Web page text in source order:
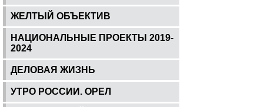
ЖЕЛТЫЙ ОБЪЕКТИВ
НАЦИОНАЛЬНЫЕ ПРОЕКТЫ 2019-
2024
ДЕЛОВАЯ ЖИЗНЬ
УТРО РОССИИ. ОРЕЛ